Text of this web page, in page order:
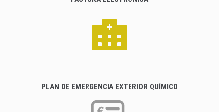
PLAN DE EMERGENCIA EXTERIOR QUÍMICO